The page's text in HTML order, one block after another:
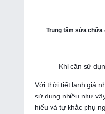
Trung tâm sửa chữa
Khi cần sử
Với thời tiết lạnh giá
sử dụng nhiều như
hiểu và tự khắc phụ